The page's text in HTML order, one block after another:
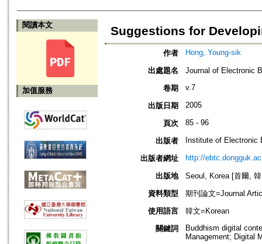
閱讀本文
加值服務
Suggestions for
作者 Hong, Young-sik
出處題名
Journal of Electronic
卷期
v.7
出版日期 2005
頁次 85 - 96
出版者 Institute of Electronic
出版者網址 http://
出版地
Seoul, Korea [首爾,
資料類型
期刊論文=Journal
使用語言
韓文=Korean
關鍵詞
Buddhism digital
Management; Digital